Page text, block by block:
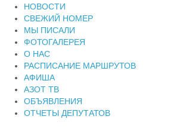
НОВОСТИ
СВЕЖИЙ НОМЕР
МЫ ПИСАЛИ
ФОТОГАЛЕРЕЯ
О НАС
РАСПИСАНИЕ МАРШРУТОВ
АФИША
АЗОТ ТВ
ОБЪЯВЛЕНИЯ
ОТЧЕТЫ ДЕПУТАТОВ